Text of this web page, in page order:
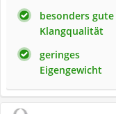
besonders gute
Klangqualität
geringes
Eigengewicht